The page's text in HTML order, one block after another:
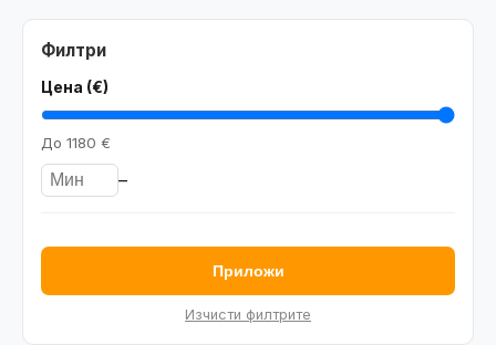
Филтри
Цена (€)
До 1180 €
–
Приложи
Изчисти филтрите